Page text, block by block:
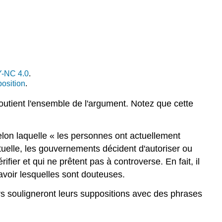
NC 4.0.
.
l'ensemble de l'argument. Notez que cette
laquelle « les personnes ont actuellement
les gouvernements décident d'autoriser ou
et qui ne prêtent pas à controverse. En fait, il
lesquelles sont douteuses.
souligneront leurs suppositions avec des phrases